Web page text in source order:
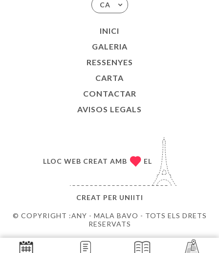
CA
INICI
GALERIA
RESSENYES
CARTA
CONTACTAR
AVISOS LEGALS
© COPYRIGHT :ANY - MALA BAVO - TOTS ELS DRETS
RESERVATS
LLOC WEB CREAT AMB EL
CREAT PER UNIITI